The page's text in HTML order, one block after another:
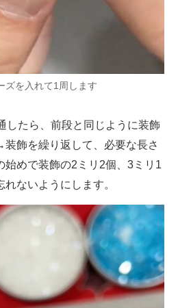
ズを入れて1周します
たら、前段と同じように装飾
飾を繰り返して、必要な長さ
始めで装飾の2ミリ2個、3ミリ1
ないようにします。